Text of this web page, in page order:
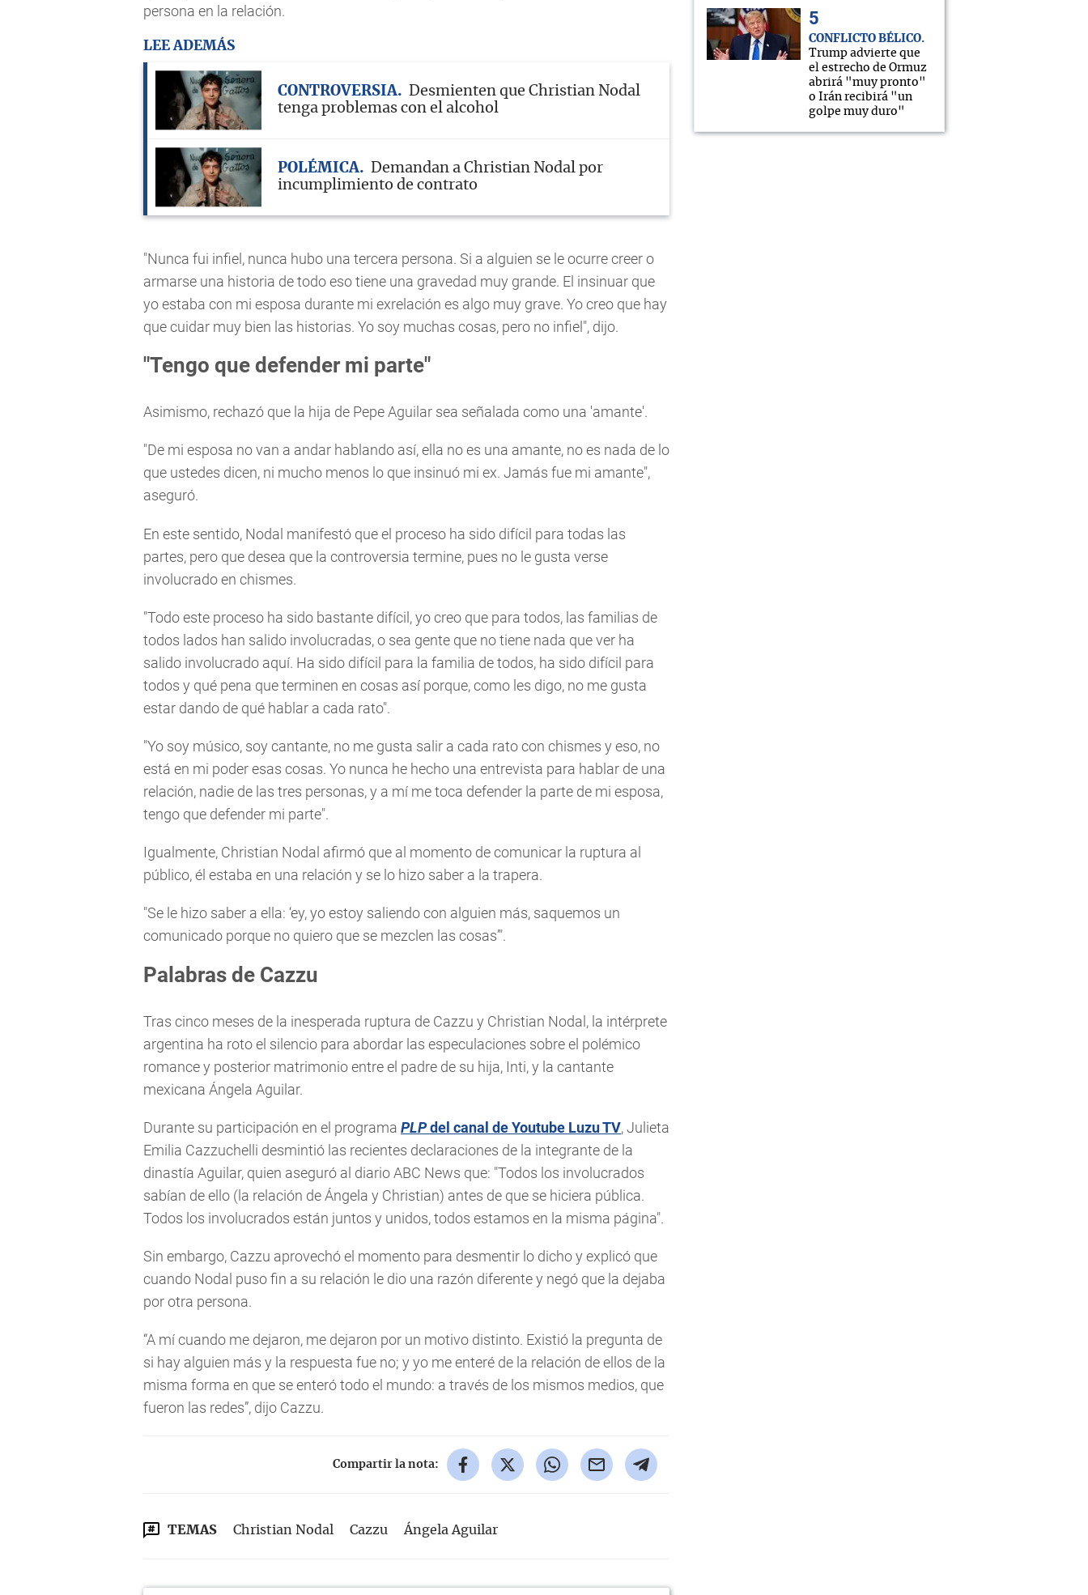
persona en la relación.
LEE ADEMÁS
CONTROVERSIA
Desmienten que Christian Nodal
tenga problemas con el alcohol
POLÉMICA
Demandan a Christian Nodal por
incumplimiento de contrato
"Nunca fui infiel, nunca hubo una tercera persona. Si a alguien se le ocurre creer o
armarse una historia de todo eso tiene una gravedad muy grande. El insinuar que
yo estaba con mi esposa durante mi exrelación es algo muy grave. Yo creo que hay
que cuidar muy bien las historias. Yo soy muchas cosas, pero no infiel", dijo.
"Tengo que defender mi parte"
Asimismo, rechazó que la hija de Pepe Aguilar sea señalada como una 'amante'.
"De mi esposa no van a andar hablando así, ella no es una amante, no es nada de lo
que ustedes dicen, ni mucho menos lo que insinuó mi ex. Jamás fue mi amante",
aseguró.
En este sentido, Nodal manifestó que el proceso ha sido difícil para todas las
partes, pero que desea que la controversia termine, pues no le gusta verse
involucrado en chismes.
"Todo este proceso ha sido bastante difícil, yo creo que para todos, las familias de
todos lados han salido involucradas, o sea gente que no tiene nada que ver ha
salido involucrado aquí. Ha sido difícil para la familia de todos, ha sido difícil para
todos y qué pena que terminen en cosas así porque, como les digo, no me gusta
estar dando de qué hablar a cada rato".
"Yo soy músico, soy cantante, no me gusta salir a cada rato con chismes y eso, no
está en mi poder esas cosas. Yo nunca he hecho una entrevista para hablar de una
relación, nadie de las tres personas, y a mí me toca defender la parte de mi esposa,
tengo que defender mi parte".
Igualmente, Christian Nodal afirmó que al momento de comunicar la ruptura al
público, él estaba en una relación y se lo hizo saber a la trapera.
"Se le hizo saber a ella: ‘ey, yo estoy saliendo con alguien más, saquemos un
comunicado porque no quiero que se mezclen las cosas’".
Palabras de Cazzu
Tras cinco meses de la inesperada ruptura de Cazzu y Christian Nodal, la intérprete
argentina ha roto el silencio para abordar las especulaciones sobre el polémico
romance y posterior matrimonio entre el padre de su hija, Inti, y la cantante
mexicana Ángela Aguilar.
Durante su participación en el programa PLPdel canal de Youtube Luzu TV, Julieta
Emilia Cazzuchelli desmintió las recientes declaraciones de la integrante de la
dinastía Aguilar, quien aseguró al diario ABC News que: "Todos los involucrados
sabían de ello (la relación de Ángela y Christian) antes de que se hiciera pública.
Todos los involucrados están juntos y unidos, todos estamos en la misma página".
Sin embargo, Cazzu aprovechó el momento para desmentir lo dicho y explicó que
cuando Nodal puso fin a su relación le dio una razón diferente y negó que la dejaba
por otra persona.
“A mí cuando me dejaron, me dejaron por un motivo distinto. Existió la pregunta de
si hay alguien más y la respuesta fue no; y yo me enteré de la relación de ellos de la
misma forma en que se enteró todo el mundo: a través de los mismos medios, que
fueron las redes”, dijo Cazzu.
Compartir la nota:
TEMAS Christian Nodal Cazzu Ángela Aguilar
CONFLICTO BÉLICO
Trump advierte que
el estrecho de Ormuz
abrirá "muy pronto"
o Irán recibirá "un
golpe muy duro"